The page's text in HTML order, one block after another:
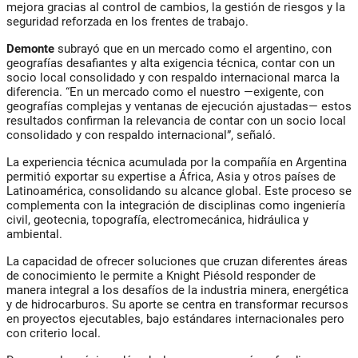
mejora gracias al control de cambios, la gestión de riesgos y la
seguridad reforzada en los frentes de trabajo.
Demonte subrayó que en un mercado como el argentino, con
geografías desafiantes y alta exigencia técnica, contar con un
socio local consolidado y con respaldo internacional marca la
diferencia. “En un mercado como el nuestro —exigente, con
geografías complejas y ventanas de ejecución ajustadas— estos
resultados confirman la relevancia de contar con un socio local
consolidado y con respaldo internacional”, señaló.
La experiencia técnica acumulada por la compañía en Argentina
permitió exportar su expertise a África, Asia y otros países de
Latinoamérica, consolidando su alcance global. Este proceso se
complementa con la integración de disciplinas como ingeniería
civil, geotecnia, topografía, electromecánica, hidráulica y
ambiental.
La capacidad de ofrecer soluciones que cruzan diferentes áreas
de conocimiento le permite a Knight Piésold responder de
manera integral a los desafíos de la industria minera, energética
y de hidrocarburos. Su aporte se centra en transformar recursos
en proyectos ejecutables, bajo estándares internacionales pero
con criterio local.